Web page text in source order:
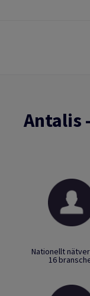
Antalis
Nationellt
16